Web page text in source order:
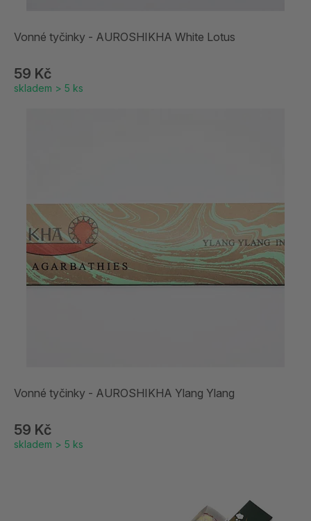
Vonné tyčinky - AUROSHIKHA White Lotus
59 Kč
skladem > 5 ks
Vonné tyčinky - AUROSHIKHA Ylang Ylang
59 Kč
skladem > 5 ks